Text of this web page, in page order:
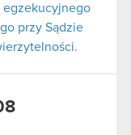
egzekucyjnego
przy Sądzie